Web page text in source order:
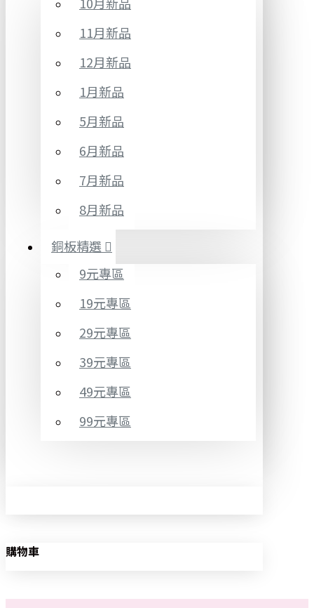
11月新品
12月新品
1月新品
5月新品
6月新品
7月新品
8月新品
銅板精選
9元專區
19元專區
29元專區
39元專區
49元專區
99元專區
購物車